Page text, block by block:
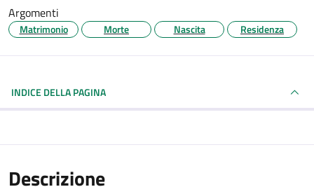
Argomenti
Matrimonio Morte Nascita Residenza
INDICE DELLA PAGINA
Descrizione